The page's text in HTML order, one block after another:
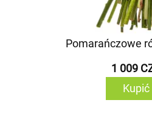
Pomarańczowe
1 009
Kupić